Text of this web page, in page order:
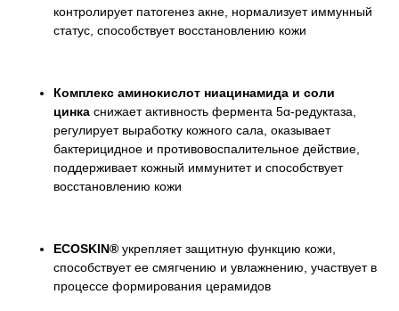
контролирует патогенез акне, нормализует иммунный
статус, способствует восстановлению кожи
Комплекс аминокислот ниацинамида и соли
цинка снижает активность фермента 5α-редуктаза,
регулирует выработку кожного сала, оказывает
бактерицидное и противовоспалительное действие,
поддерживает кожный иммунитет и способствует
восстановлению кожи
ECOSKIN® укрепляет защитную функцию кожи,
способствует ее смягчению и увлажнению, участвует в
процессе формирования церамидов